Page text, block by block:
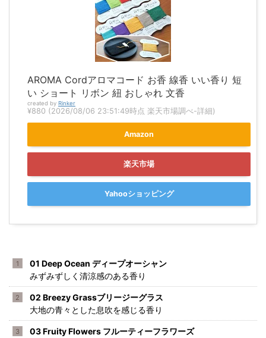
AROMA Cordアロマコード お香 線香 いい香り 短
い ショート リボン 紐 おしゃれ 文香
created by Rinker
¥880 (2026/08/06 23:51:49時点 楽天市場調べ-詳細)
Amazon
楽天市場
Yahooショッピング
01 Deep Ocean ディープオーシャン
みずみずしく清涼感のある香り
02 Breezy Grassブリージーグラス
大地の青々とした息吹を感じる香り
03 Fruity Flowers フルーティーフラワーズ